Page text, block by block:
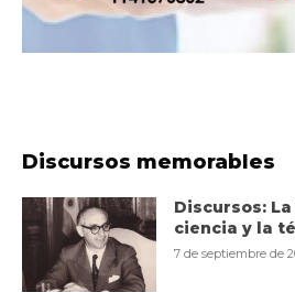
Discursos memorables
Discursos:
ciencia y la
7 de septiembre de